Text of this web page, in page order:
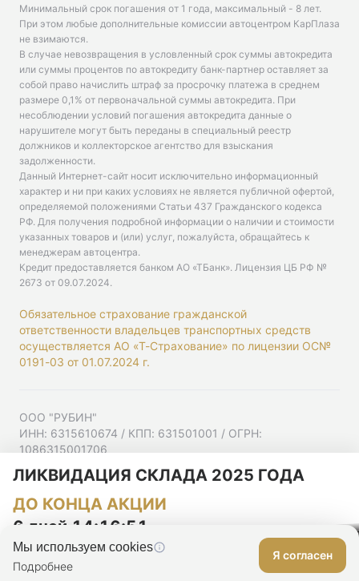
Минимальный срок погашения от 1 года, максимальный - 8 лет.
При этом любые дополнительные комиссии автоцентром КарПлаза
не взимаются.
В случае невозвращения в условленный срок суммы автокредита
или суммы процентов по автокредиту банк-партнер оставляет за
собой право начислить штраф за просрочку платежа в среднем
размере 0,1% от первоначальной суммы автокредита. При
несоблюдении условий погашения автокредита данные о
нарушителе могут быть переданы в специальный реестр
должников и коллекторское агентство для взыскания
задолженности.
Данный Интернет-сайт носит исключительно информационный
характер и ни при каких условиях не является публичной офертой,
определяемой положениями Статьи 437 Гражданского кодекса
РФ. Для получения подробной информации о наличии и стоимости
указанных товаров и (или) услуг, пожалуйста, обращайтесь к
менеджерам автоцентра.
Кредит предоставляется банком АО «ТБанк». Лицензия ЦБ РФ №
2673 от 09.07.2024.
Обязательное страхование гражданской
ответственности владельцев транспортных средств
осуществляется АО «Т-Страхование» по лицензии ОС№
0191-03 от 01.07.2024 г.
ООО "РУБИН"
ИНН: 6315610674 / КПП: 631501001 / ОГРН:
1086315001706
Ульяновская ул, д. 52/55, помещ. 9-18
Согласие на рекламную рассылку
Политика конфиденциальности
Мы используем cookies
Подробнее
Я согласен
ЛИКВИДАЦИЯ СКЛАДА 2025 ГОДА
ДО КОНЦА АКЦИИ
6 дней 14:16:50
Оставить заявку